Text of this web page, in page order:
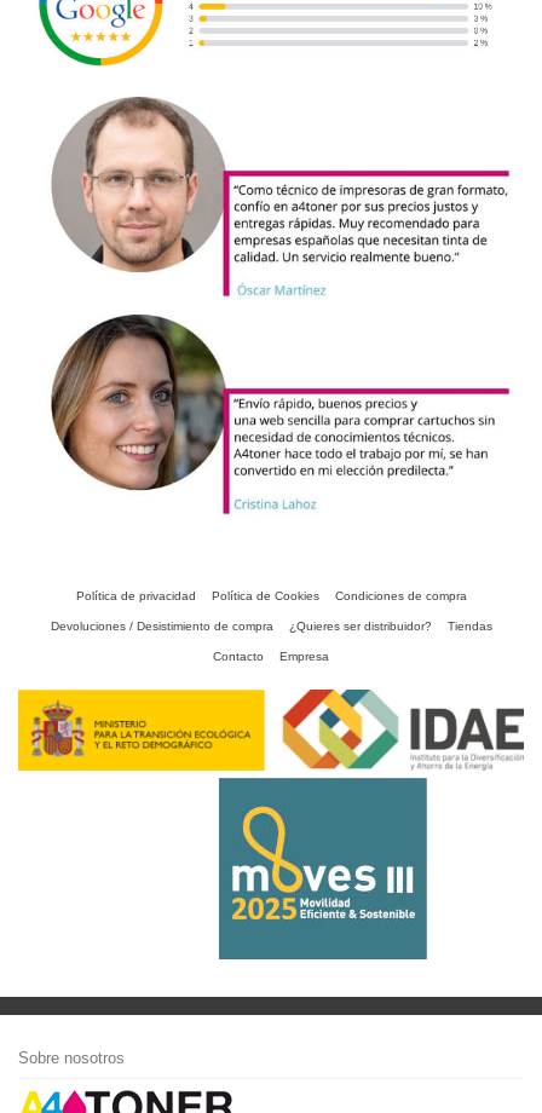
Política de privacidad Política de Cookies Condiciones de compra
Devoluciones / Desistimiento de compra ¿Quieres ser distribuidor? Tiendas
Contacto Empresa
Sobre nosotros